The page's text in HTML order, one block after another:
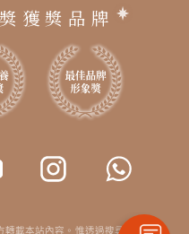
獲獎品牌
載本站內容。惟透過搜尋